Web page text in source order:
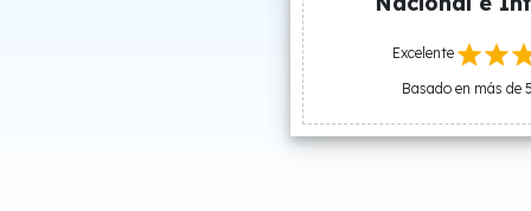
Excelente
Basado en más de